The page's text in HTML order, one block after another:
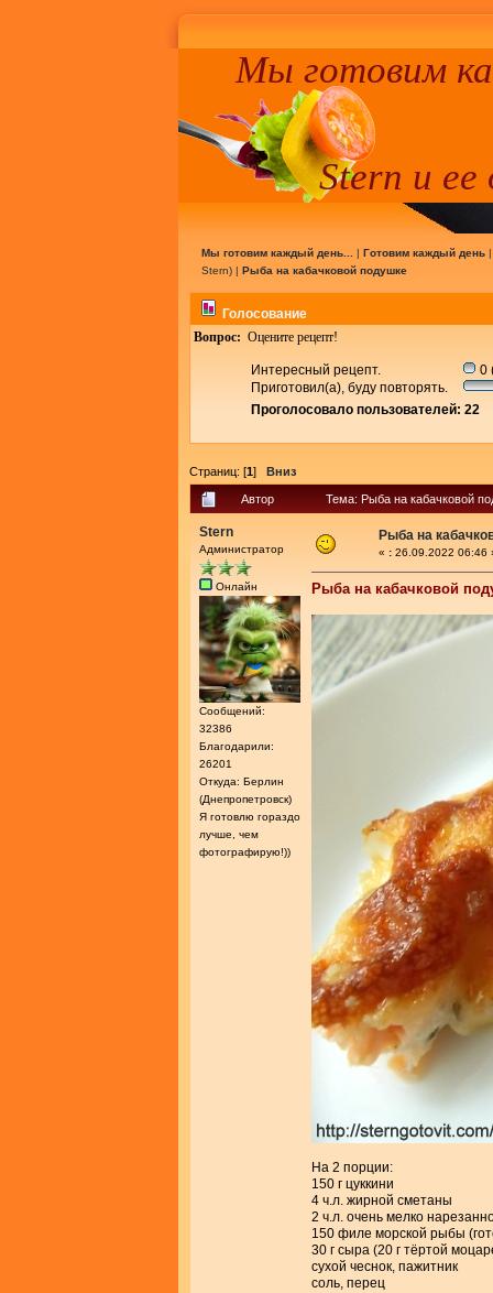
Мы готовим
Stern и ее
Мы готовим каждый день... | Готовим каждый день
Stern) | Рыба на кабачковой подушке
Голосование
Вопрос: Оцените рецепт!
Интересный рецепт.
0
Приготовил(а), буду повторять.
Проголосовало пользователей: 22
Страниц: [1] Вниз
Автор Тема: Рыба на кабачковой
Stern
Администратор
Онлайн
Сообщений:
32386
Благодарили:
26201
Откуда: Берлин
(Днепропетровск)
Я готовлю гораздо
лучше, чем
фотографирую!))
Рыба на
« : 26.09.2022 06:46
Рыба на кабачковой
На 2 порции:
150 г цуккини
4 ч.л. жирной сметаны
2 ч.л. очень мелко
150 филе морской рыбы
30 г сыра (20 г тёртой
сухой чеснок, пажитник
соль, перец